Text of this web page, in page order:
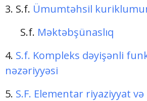
3. S.f. Ümumtəhsil
S.f. Məktəbşünaslıq
4. S.f. Kompleks dəyişənli
nəzəriyyəsi
5. S.F. Elementar riyaziyyat